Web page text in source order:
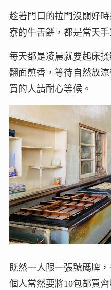
趁著門口的拉門沒關好
寮的牛舌餅，都是當天手
每天都是凌晨就要起床
翻面煎香，等待自然放
買的人請耐心等候。
既然一人限一張號碼牌
個人當然要將10包都買齊